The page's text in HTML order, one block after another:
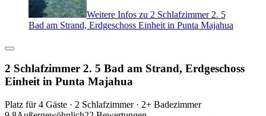
Weitere Infos zu 2 Schlafzimmer 2. 5
Bad am Strand, Erdgeschoss Einheit in Punta Majahua
2 Schlafzimmer 2. 5 Bad am Strand, Erdgeschoss
Einheit in Punta Majahua
Platz für 4 Gäste · 2 Schlafzimmer · 2+ Badezimmer